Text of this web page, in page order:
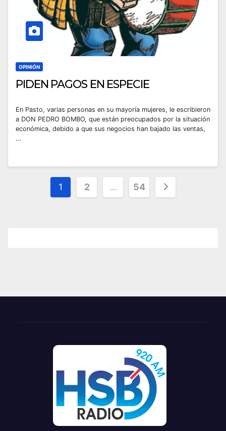
OPINIÓN
PIDEN PAGOS EN ESPECIE
En Pasto, varias personas en su mayoría mujeres, le escribieron
a DON PEDRO BOMBO, que están preocupados por la situación
económica, debido a que sus negocios han bajado las ventas,
…
Paginación
de
1 2 … 54